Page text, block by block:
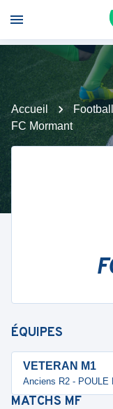
Accueil Football
FC Mormant
ÉQUIPES
VETERAN M1
Anciens R2 - POULE
MATCHS MF